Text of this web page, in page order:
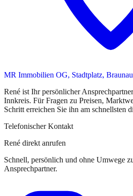
MR Immobilien OG, Stadtplatz,
René ist Ihr persönlicher Ansprechpartner
Innkreis. Für Fragen zu Preisen,
Schritt erreichen Sie ihn am schnellsten
Telefonischer Kontakt
René direkt anrufen
Schnell, persönlich und ohne Umwege
Ansprechpartner.